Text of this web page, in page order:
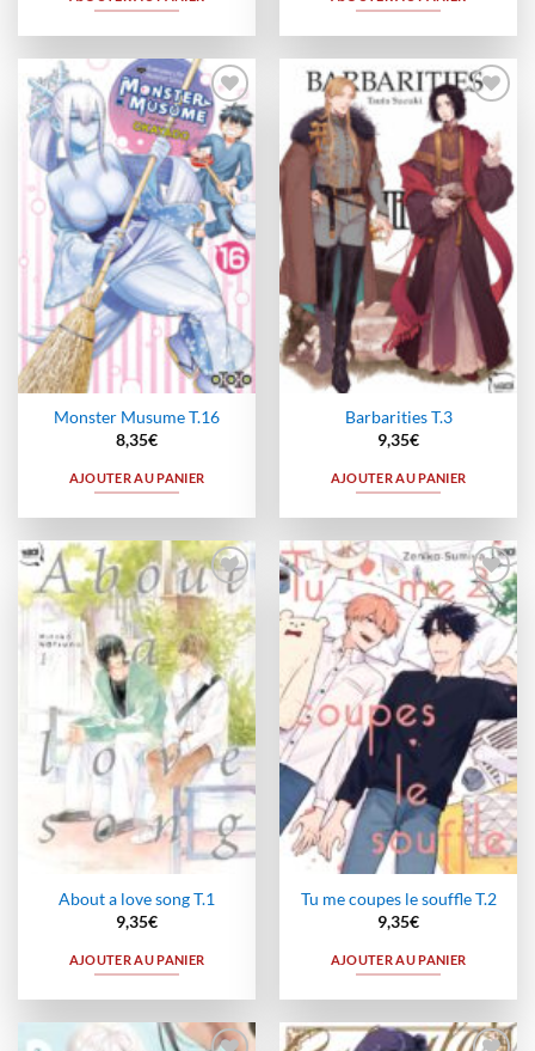
Ajouter
à la
wishlist
Monster Musume T.16
8,35€
AJOUTER AU PANIER
Ajouter
à la
wishlist
Barbarities T.3
9,35€
AJOUTER AU PANIER
Ajouter
à la
wishlist
About a love song T.1
9,35€
AJOUTER AU PANIER
Ajouter
à la
wishlist
Tu me coupes le souffle T.2
9,35€
AJOUTER AU PANIER